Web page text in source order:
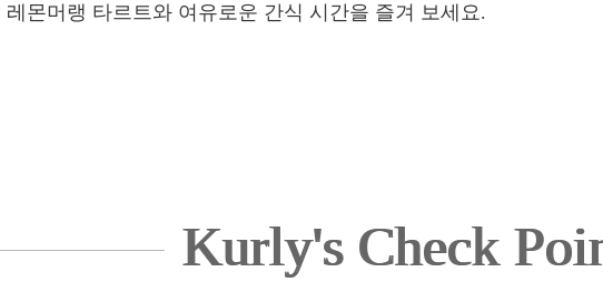
레몬머랭 타르트와 여유로운 간식 시간을 즐겨 보세요.
Kurly's Check